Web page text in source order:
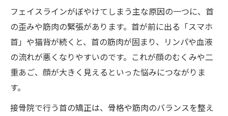
フェイスラインがぼやけてしまう主な原因の一つに、首
の歪みや筋肉の緊張があります。首が前に出る「スマホ
首」や猫背が続くと、首の筋肉が固まり、リンパや血液
の流れが悪くなりやすいのです。これが顔のむくみや二
重あご、顔が大きく見えるといった悩みにつながりま
す。
接骨院で行う首の矯正は、骨格や筋肉のバランスを整え